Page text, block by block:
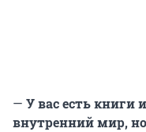
— У вас есть книги
внутренний мир,